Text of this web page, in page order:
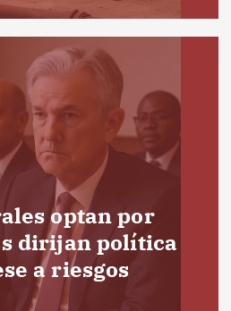
optan por
dirijan política
a riesgos